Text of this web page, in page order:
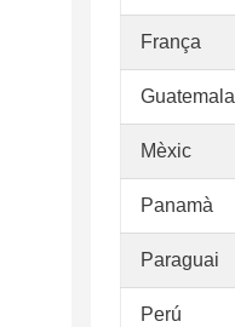
França
Guatemala
Mèxic
Panamà
Paraguai
Perú